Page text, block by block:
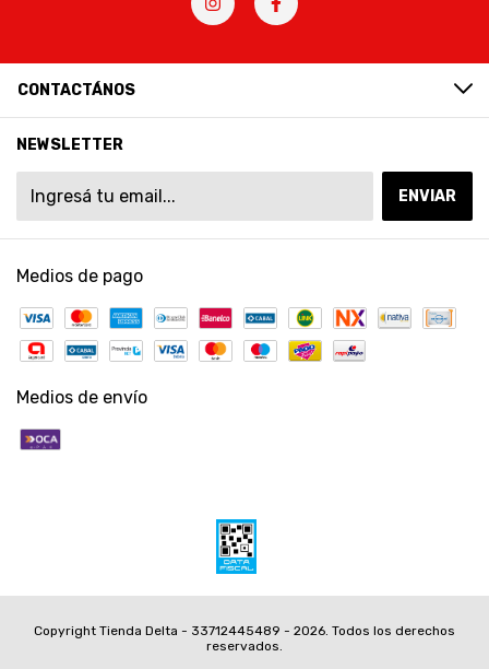
CONTACTÁNOS
NEWSLETTER
Medios de pago
Medios de envío
Copyright Tienda Delta - 33712445489 - 2026. Todos los derechos
reservados.